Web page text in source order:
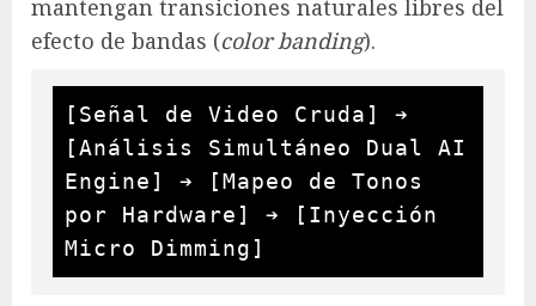
mantengan transiciones naturales libres del
efecto de bandas (color banding).
[Señal de Video Cruda] ➔
[Análisis Simultáneo Dual AI
Engine] ➔ [Mapeo de Tonos
por Hardware] ➔ [Inyección